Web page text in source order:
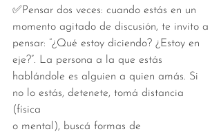
✅Pensar dos veces: cuando estás en un
momento agitado de discusión, te invito a
pensar: “¿Qué estoy diciendo? ¿Estoy en
eje?”. La persona a la que estás
hablándole es alguien a quien amás. Si
no lo estás, detenete, tomá distancia
(física
o mental), buscá formas de